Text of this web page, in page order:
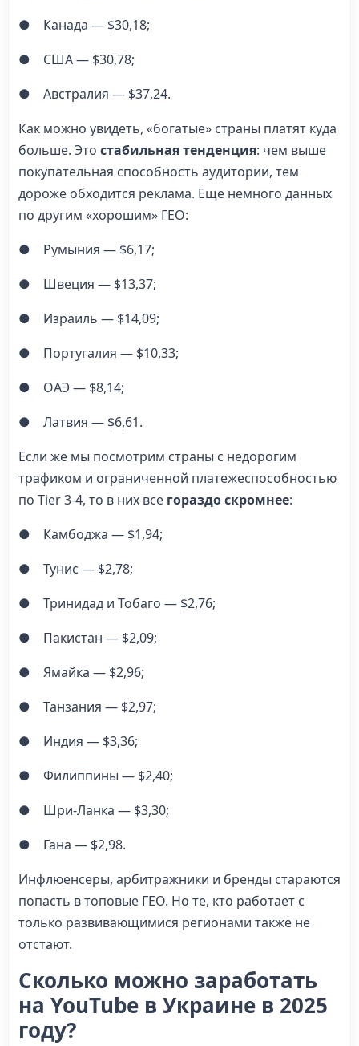
● Канада — $30,18;
● США — $30,78;
● Австралия — $37,24.
Как можно увидеть, «богатые» страны платят куда
больше. Это стабильная тенденция: чем выше
покупательная способность аудитории, тем
дороже обходится реклама. Еще немного данных
по другим «хорошим» ГЕО:
● Румыния — $6,17;
● Швеция — $13,37;
● Израиль — $14,09;
● Португалия — $10,33;
● ОАЭ — $8,14;
● Латвия — $6,61.
Если же мы посмотрим страны с недорогим
трафиком и ограниченной платежеспособностью
по Tier 3-4, то в них все гораздо скромнее:
● Камбоджа — $1,94;
● Тунис — $2,78;
● Тринидад и Тобаго — $2,76;
● Пакистан — $2,09;
● Ямайка — $2,96;
● Танзания — $2,97;
● Индия — $3,36;
● Филиппины — $2,40;
● Шри-Ланка — $3,30;
● Гана — $2,98.
Инфлюенсеры, арбитражники и бренды стараются
попасть в топовые ГЕО. Но те, кто работает с
только развивающимися регионами также не
отстают.
Сколько можно заработать
на YouTube в Украине в 2025
году?